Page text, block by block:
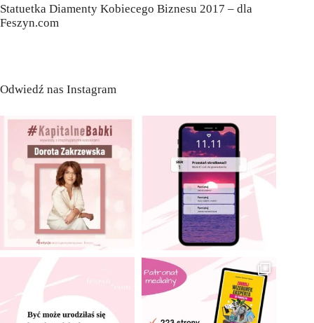
Statuetka Diamenty Kobiecego Biznesu 2017 – dla
Feszyn.com
Odwiedź nas Instagram